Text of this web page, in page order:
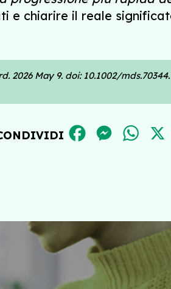
e chiarire il reale
2026 May 9. doi: 10.1002/
FACEBOOK